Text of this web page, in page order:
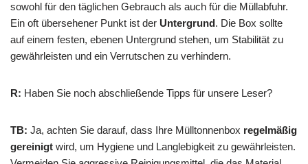
sowohl für den täglichen Gebrauch als auch für die Müllabfuhr.
Ein oft übersehener Punkt ist der Untergrund. Die Box sollte
auf einem festen, ebenen Untergrund stehen, um Stabilität zu
gewährleisten und ein Verrutschen zu verhindern.
R: Haben Sie noch abschließende Tipps für unsere Leser?
TB: Ja, achten Sie darauf, dass Ihre Mülltonnenbox regelmäßig
gereinigt wird, um Hygiene und Langlebigkeit zu gewährleisten.